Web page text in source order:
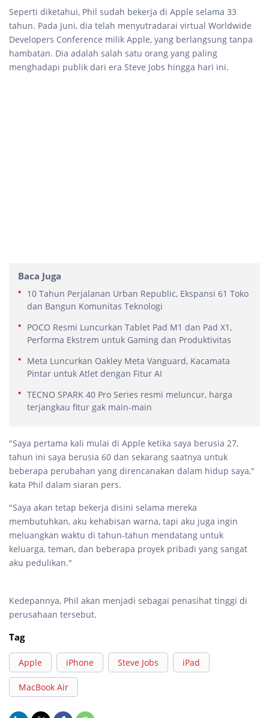
Seperti diketahui, Phil sudah bekerja di Apple selama 33
tahun. Pada Juni, dia telah menyutradarai virtual Worldwide
Developers Conference milik Apple, yang berlangsung tanpa
hambatan. Dia adalah salah satu orang yang paling
menghadapi publik dari era Steve Jobs hingga hari ini.
Baca Juga
10 Tahun Perjalanan Urban Republic, Ekspansi 61 Toko
dan Bangun Komunitas Teknologi
POCO Resmi Luncurkan Tablet Pad M1 dan Pad X1,
Performa Ekstrem untuk Gaming dan Produktivitas
Meta Luncurkan Oakley Meta Vanguard, Kacamata
Pintar untuk Atlet dengan Fitur AI
TECNO SPARK 40 Pro Series resmi meluncur, harga
terjangkau fitur gak main-main
"Saya pertama kali mulai di Apple ketika saya berusia 27,
tahun ini saya berusia 60 dan sekarang saatnya untuk
beberapa perubahan yang direncanakan dalam hidup saya,"
kata Phil dalam siaran pers.
"Saya akan tetap bekerja disini selama mereka
membutuhkan, aku kehabisan warna, tapi aku juga ingin
meluangkan waktu di tahun-tahun mendatang untuk
keluarga, teman, dan beberapa proyek pribadi yang sangat
aku pedulikan."
Kedepannya, Phil akan menjadi sebagai penasihat tinggi di
perusahaan tersebut.
Tag
Apple iPhone Steve Jobs iPad
MacBook Air